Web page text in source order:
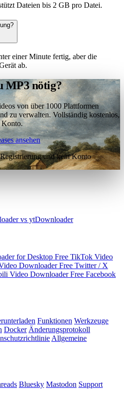
Dateien bis 2 GB pro Datei.
einer Minute fertig, aber die
ab.
MP3 nötig?
von über 1000 Plattformen
zu verwalten. Vollständig kostenlos,
Konto.
ansehen
und kein Konto
vs ytDownloader
for Desktop Free TikTok Video
DownloaderFree Twitter / X
Video DownloaderFree Facebook
Funktionen Werkzeuge
Docker Änderungsprotokoll
Allgemeine
Bluesky Mastodon Support